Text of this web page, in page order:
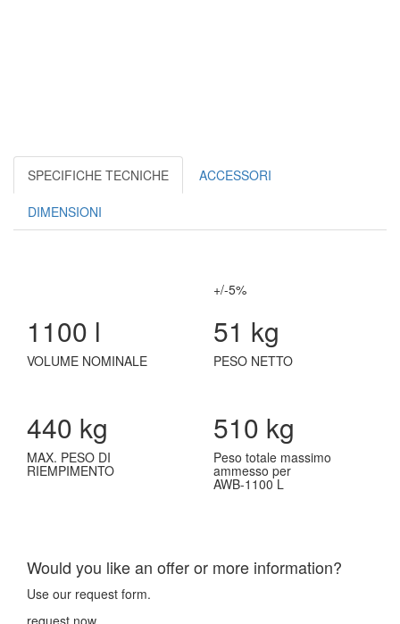
SPECIFICHE TECNICHE ACCESSORI
DIMENSIONI
1100 l
VOLUME NOMINALE
+/-5%
51 kg
PESO NETTO
440 kg
MAX. PESO DI
RIEMPIMENTO
510 kg
Peso totale massimo
ammesso per
AWB-1100 L
Would you like an offer or more information?
Use our request form.
request now